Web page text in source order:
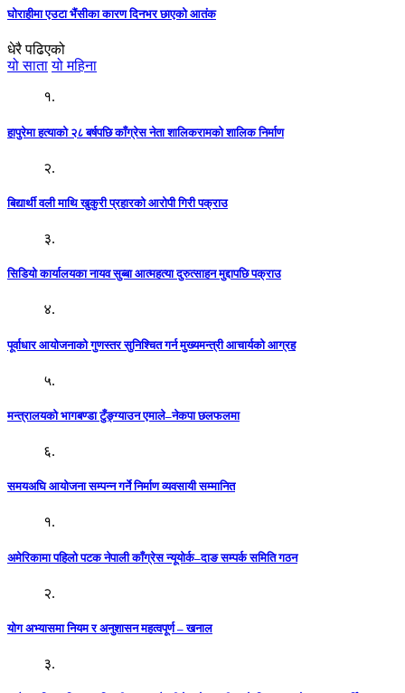
घोराहीमा एउटा भैंसीका कारण दिनभर छाएको आतंक
धेरै पढिएको
यो साता यो महिना
१.
हापुरेमा हत्याको २८ बर्षपछि काँग्रेस नेता शालिकरामको शालिक निर्माण
२.
बिद्यार्थी वली माथि खुकुरी प्रहारको आरोपी गिरी पक्राउ
३.
सिडियो कार्यालयका नायव सुब्बा आत्महत्या दुरुत्साहन मुद्दापछि पक्राउ
४.
पूर्वाधार आयोजनाको गुणस्तर सुनिश्चित गर्न मुख्यमन्त्री आचार्यको आग्रह
५.
मन्त्रालयको भागबण्डा टुँङ्ग्याउन एमाले–नेकपा छलफलमा
६.
समयअघि आयोजना सम्पन्न गर्ने निर्माण व्यवसायी सम्मानित
१.
अमेरिकामा पहिलो पटक नेपाली काँग्रेस न्यूयोर्क–दाङ सम्पर्क समिति गठन
२.
योग अभ्यासमा नियम र अनुशासन महत्वपूर्ण – खनाल
३.